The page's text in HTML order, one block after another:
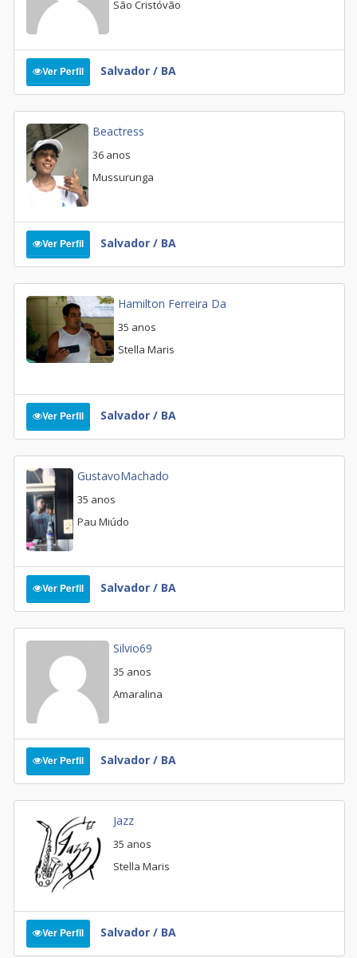
São Cristóvão
Ver Perfil Salvador / BA
Beactress
36 anos
Mussurunga
Ver Perfil Salvador / BA
Hamilton Ferreira Da
35 anos
Stella Maris
Ver Perfil Salvador / BA
GustavoMachado
35 anos
Pau Miúdo
Ver Perfil Salvador / BA
Silvio69
35 anos
Amaralina
Ver Perfil Salvador / BA
Jazz
35 anos
Stella Maris
Ver Perfil Salvador / BA